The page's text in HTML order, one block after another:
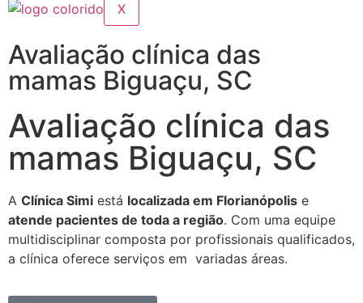
X
Avaliação clínica das
mamas Biguaçu, SC
Avaliação clínica das
mamas Biguaçu, SC
A Clínica Simi está localizada em Florianópolis e
atende pacientes de toda a região. Com uma equipe
multidisciplinar composta por profissionais qualificados,
a clínica oferece serviços em variadas áreas.